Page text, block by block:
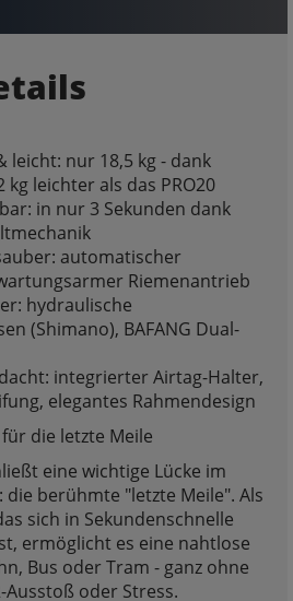
leicht: nur 18,5 kg - dank
kg leichter als das PRO20
in nur 3 Sekunden dank
automatischer
Riemenantrieb
hydraulische
(Shimano), BAFANG Dual-
integrierter Airtag-Halter,
elegantes Rahmendesign
die letzte Meile
eine wichtige Lücke im
berühmte "letzte Meile". Als
sich in Sekundenschnelle
ermöglicht es eine nahtlose
Bus oder Tram - ganz ohne
Ausstoß oder Stress.